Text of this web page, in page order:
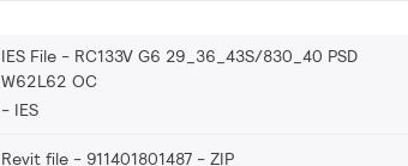
IES File - RC133V G6 29_36_43S/830_40 PSD
W62L62 OC
IES
Revit file - 911401801487 ZIP